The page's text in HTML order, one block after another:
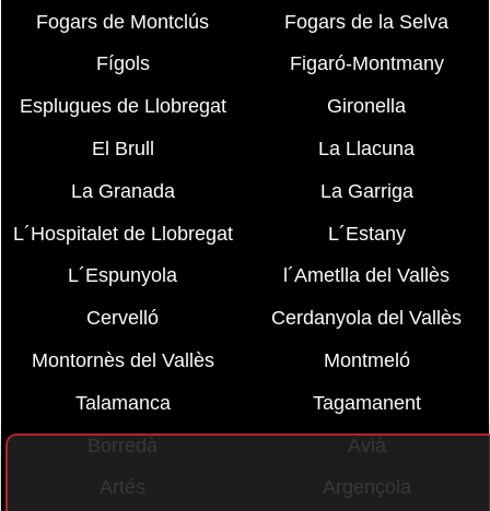
Fogars de Montclús
Fogars de la Selva
Fígols
Figaró-Montmany
Esplugues de Llobregat
Gironella
El Brull
La Llacuna
La Granada
La Garriga
L´Hospitalet de Llobregat
L´Estany
L´Espunyola
l´Ametlla del Vallès
Cervelló
Cerdanyola del Vallès
Montornès del Vallès
Montmeló
Talamanca
Tagamanent
Borredà
Avià
Artés
Argençola